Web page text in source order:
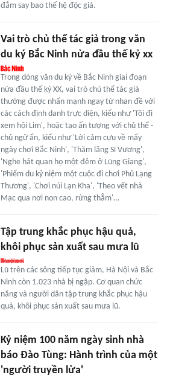
đắm say bao thế hệ độc giả.
Vai trò chủ thể tác giả trong văn
du ký Bắc Ninh nửa đầu thế kỷ xx
Trong dòng văn du ký về Bắc Ninh giai đoạn
nửa đầu thế kỷ XX, vai trò chủ thể tác giả
thường được nhấn mạnh ngay từ nhan đề với
các cách định danh trực diện, kiểu như 'Tôi đi
xem hội Lim', hoặc tạo ấn tượng với chủ thể -
chủ ngữ ẩn, kiểu như 'Lời cảm cựu về mấy
ngày chơi Bắc Ninh', 'Thăm lăng Sĩ Vương',
'Nghe hát quan họ một đêm ở Lũng Giang',
'Phiếm du kỷ niệm một cuộc đi chơi Phủ Lạng
Thương', 'Chơi núi Lạn Kha', 'Theo vết nhà
Mạc qua nơi non cao, rừng thẳm'…
Tập trung khắc phục hậu quả,
khôi phục sản xuất sau mưa lũ
Lũ trên các sông tiếp tục giảm, Hà Nội và Bắc
Ninh còn 1.023 nhà bị ngập. Cơ quan chức
năng và người dân tập trung khắc phục hậu
quả, khôi phục sản xuất sau mưa lũ.
Kỷ niệm 100 năm ngày sinh nhà
báo Đào Tùng: Hành trình của một
'người truyền lửa'